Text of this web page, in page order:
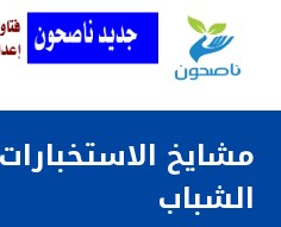
مشايخ
الشباب